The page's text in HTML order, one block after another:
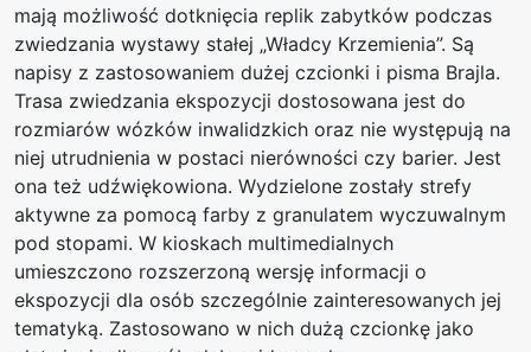
mają możliwość dotknięcia replik zabytków podczas
zwiedzania wystawy stałej „Władcy Krzemienia”. Są
napisy z zastosowaniem dużej czcionki i pisma Brajla.
Trasa zwiedzania ekspozycji dostosowana jest do
rozmiarów wózków inwalidzkich oraz nie występują na
niej utrudnienia w postaci nierówności czy barier. Jest
ona też udźwiękowiona. Wydzielone zostały strefy
aktywne za pomocą farby z granulatem wyczuwalnym
pod stopami. W kioskach multimedialnych
umieszczono rozszerzoną wersję informacji o
ekspozycji dla osób szczególnie zainteresowanych jej
tematyką. Zastosowano w nich dużą czcionkę jako